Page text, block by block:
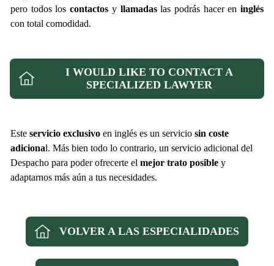
pero todos loscontactos y llamadaslas podrás hacer eninglés
con total comodidad.
I WOULD LIKE TO CONTACT A
SPECIALIZED LAWYER
Este servicio exclusivo en inglés es un servicio sin coste
adicional. Más bien todo lo contrario, un servicio adicional del
Despacho para poder ofrecerte el mejor trato posible y
adaptarnos más aún a tus necesidades.
VOLVER A LAS ESPECIALIDADES